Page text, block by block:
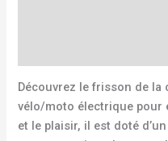
Découvrez le frisson de
vélo/moto électrique pour
et le plaisir, il est doté